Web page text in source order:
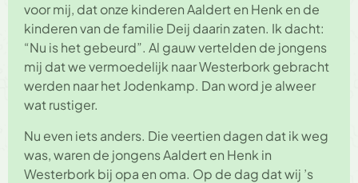
voor mij, dat onze kinderen Aaldert en Henk en de
kinderen van de familie Deij daarin zaten. Ik dacht:
“Nu is het gebeurd”. Al gauw vertelden de jongens
mij dat we vermoedelijk naar Westerbork gebracht
werden naar het Jodenkamp. Dan word je alweer
wat rustiger.
Nu even iets anders. Die veertien dagen dat ik weg
was, waren de jongens Aaldert en Henk in
Westerbork bij opa en oma. Op de dag dat wij ’s